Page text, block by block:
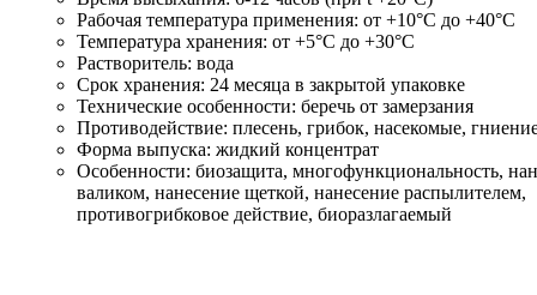
Рабочая температура применения: от +10°C до +40°C
Температура хранения: от +5°C до +30°C
Растворитель: вода
Срок хранения: 24 месяца в закрытой упаковке
Технические особенности: беречь от замерзания
Противодействие: плесень, грибок, насекомые,
Форма выпуска: жидкий концентрат
Особенности: биозащита, многофункциональность,
валиком, нанесение щеткой, нанесение распылителем,
противогрибковое действие, биоразлагаемый